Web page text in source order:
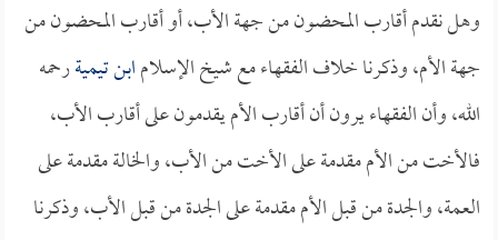
وهل نقدم أقارب المحضون من جهة الأب، أو أقارب المحضون من
جهة الأم، وذكرنا خلاف الفقهاء مع شيخ الإسلامابن تيميةرحمه
الله، وأن الفقهاء يرون أن أقارب الأم يقدمون على أقارب الأب،
فالأخت من الأم مقدمة على الأخت من الأب، والخالة مقدمة على
العمة، والجدة من قبل الأم مقدمة على الجدة من قبل الأب، وذكرنا